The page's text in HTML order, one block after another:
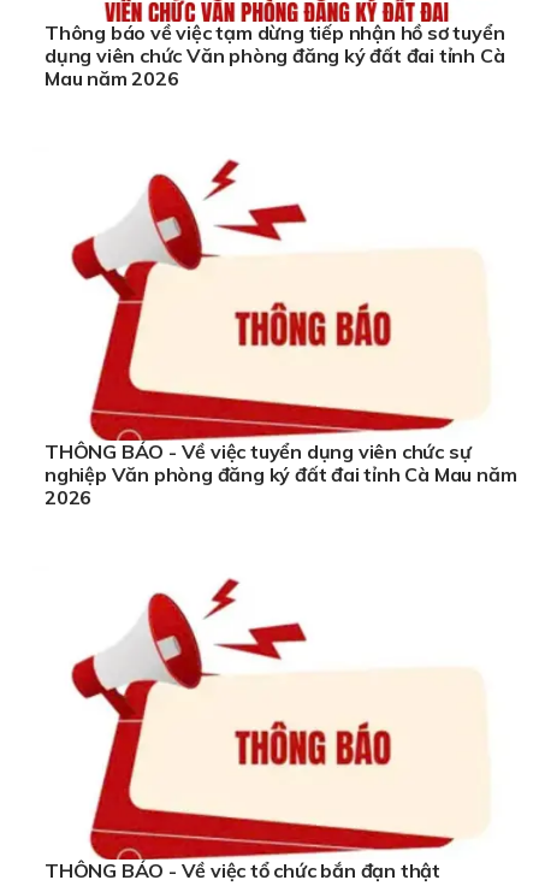
Thông báo về việc tạm dừng tiếp nhận hồ sơ tuyển
dụng viên chức Văn phòng đăng ký đất đai tỉnh Cà
Mau năm 2026
THÔNG BÁO - Về việc tuyển dụng viên chức sự
nghiệp Văn phòng đăng ký đất đai tỉnh Cà Mau năm
2026
THÔNG BÁO - Về việc tổ chức bắn đạn thật